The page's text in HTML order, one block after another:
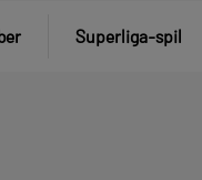
Superliga-spil